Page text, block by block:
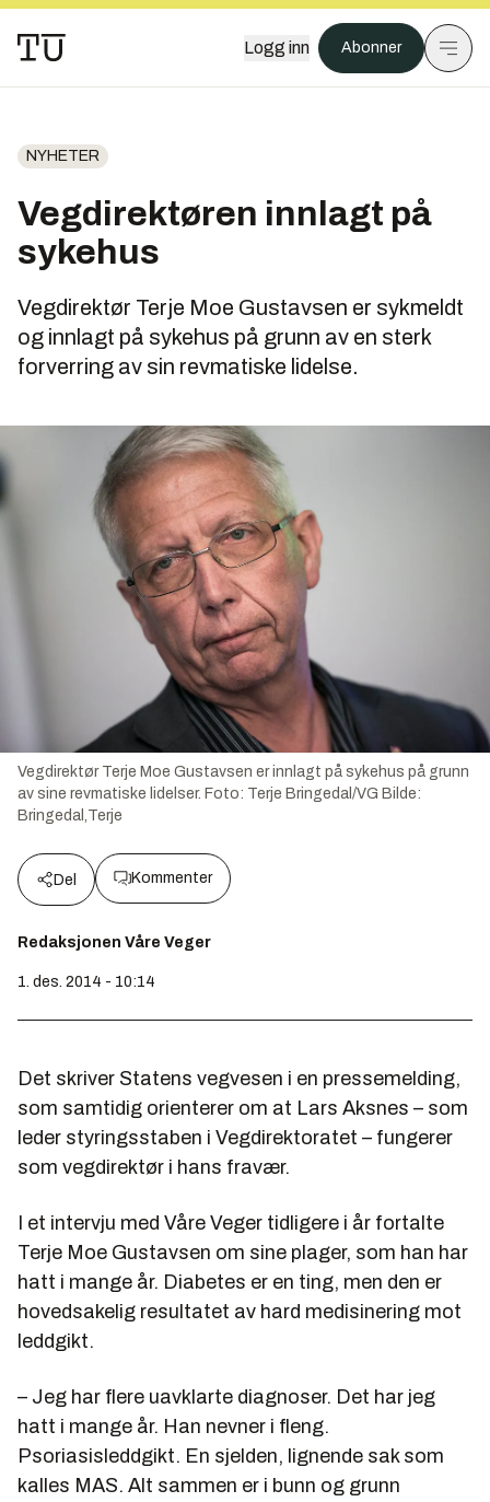
Logg inn Abonner
NYHETER
Vegdirektøren innlagt på
sykehus
Vegdirektør Terje Moe Gustavsen er sykmeldt
og innlagt på sykehus på grunn av en sterk
forverring av sin revmatiske lidelse.
Vegdirektør Terje Moe Gustavsen er innlagt på sykehus på grunn
av sine revmatiske lidelser. Foto: Terje Bringedal/VG Bilde:
Bringedal,Terje
Del Kommenter
Redaksjonen Våre Veger
1. des. 2014 - 10:14
Det skriver Statens vegvesen i en pressemelding,
som samtidig orienterer om at Lars Aksnes – som
leder styringsstaben i Vegdirektoratet – fungerer
som vegdirektør i hans fravær.
I et intervju med Våre Veger tidligere i år fortalte
Terje Moe Gustavsen om sine plager, som han har
hatt i mange år. Diabetes er en ting, men den er
hovedsakelig resultatet av hard medisinering mot
leddgikt.
– Jeg har flere uavklarte diagnoser. Det har jeg
hatt i mange år. Han nevner i fleng.
Psoriasisleddgikt. En sjelden, lignende sak som
kalles MAS. Alt sammen er i bunn og grunn